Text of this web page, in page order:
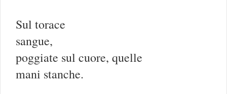
Sul torace
sangue,
poggiate sul cuore, quelle
mani stanche.